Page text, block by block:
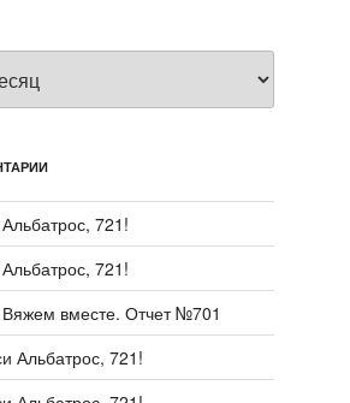
Альбатрос, 721!
Альбатрос, 721!
Вяжем вместе. Отчет №701
Альбатрос, 721!